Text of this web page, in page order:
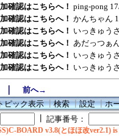
確認はこちらへ！ ping-pong
確認はこちらへ！ かんちゃん
確認はこちらへ！ いっきゅう
確認はこちらへ！ あだっつぁ
確認はこちらへ！ いっきゅう
確認はこちらへ！ いっきゅう
前へ→
ピック表示┃検索┃設定┃ホ
記事番号：
BOARD v3.8(とほほ改ver2.1) is